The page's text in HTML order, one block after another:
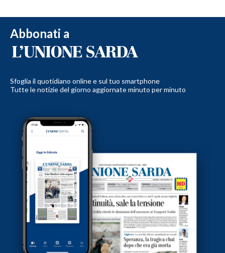
Abbonati a
Sfoglia il quotidiano online e sul tuo smartphone
Tutte le notizie del giorno aggiornate minuto per minuto